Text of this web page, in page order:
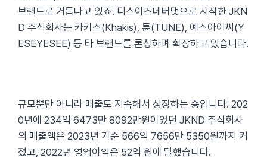
브랜드로 거듭나고 있죠. 디스이즈네버댓으로 시작한 JKN
D 주식회사는 카키스(Khakis), 튠(TUNE), 예스아이씨(Y
ESEYESEE) 등 타 브랜드를 론칭하며 확장하고 있습니다.
규모뿐만 아니라 매출도 지속해서 성장하는 중입니다. 202
0년에 234억 6473만 8092만원이었던 JKND 주식회사
의 매출액은 2023년 기준 566억 7656만 5350원까지 커
졌고, 2022년 영업이익은 52억 원에 달했습니다.